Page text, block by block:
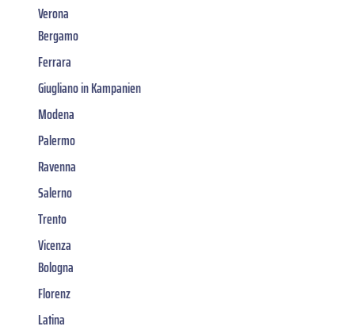
Verona
Bergamo
Ferrara
Giugliano in Kampanien
Modena
Palermo
Ravenna
Salerno
Trento
Vicenza
Bologna
Florenz
Latina